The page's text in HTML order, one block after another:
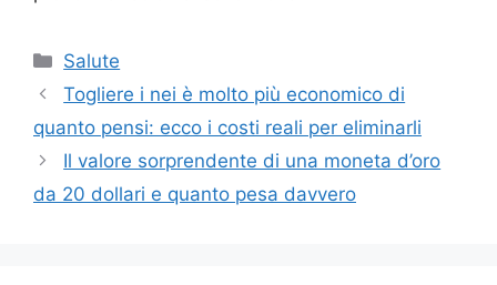
Categorie
Salute
Togliere i nei è molto più economico di
quanto pensi: ecco i costi reali per eliminarli
Il valore sorprendente di una moneta d’oro
da 20 dollari e quanto pesa davvero